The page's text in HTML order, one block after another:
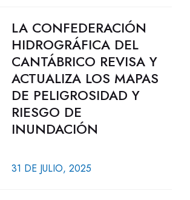
LA CONFEDERACIÓN
HIDROGRÁFICA DEL
CANTÁBRICO REVISA Y
ACTUALIZA LOS MAPAS
DE PELIGROSIDAD Y
RIESGO DE
INUNDACIÓN
31 DE JULIO, 2025